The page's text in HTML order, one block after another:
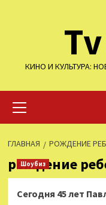
КИНО И КУЛЬТУРА:
меню
ГЛАВНАЯ РОЖДЕНИЕ
рождение
Шоубиз
Сегодня 45 лет